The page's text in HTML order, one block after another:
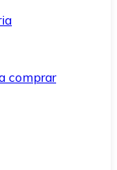
comprar